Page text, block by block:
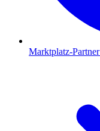
Marktplatz-Partner